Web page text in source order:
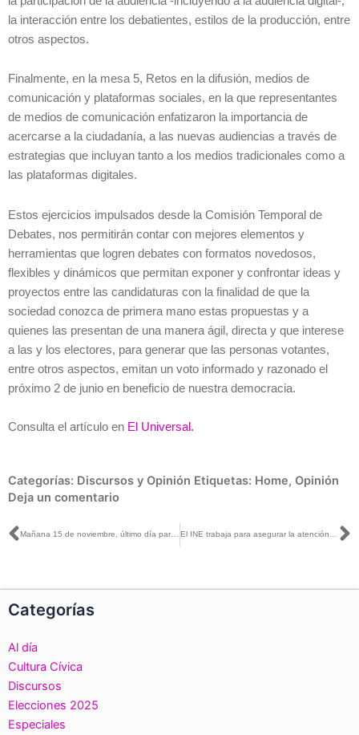
la interacción entre los debatientes, estilos de la producción, entre
otros aspectos.
Finalmente, en la mesa 5, Retos en la difusión, medios de
comunicación y plataformas sociales, en la que representantes
de medios de comunicación enfatizaron la importancia de
acercarse a la ciudadanía, a las nuevas audiencias a través de
estrategias que incluyan tanto a los medios tradicionales como a
las plataformas digitales.
Estos ejercicios impulsados desde la Comisión Temporal de
Debates, nos permitirán contar con mejores elementos y
herramientas que logren debates con formatos novedosos,
flexibles y dinámicos que permitan exponer y confrontar ideas y
proyectos entre las candidaturas con la finalidad de que la
sociedad conozca de primera mano estas propuestas y a
quienes las presentan de una manera ágil, directa y que interese
a las y los electores, para generar que las personas votantes,
entre otros aspectos, emitan un voto informado y razonado el
próximo 2 de junio en beneficio de nuestra democracia.
Consulta el artículo en El Universal.
Categorías: Discursos y Opinión Etiquetas: Home, Opinión
Deja un comentario
Ant Mañana 15 de noviembre, último día para registrarse como aspirante a una consejería distrital del INE en Tlaxcala El INE trabaja para asegurar la atención de la ciudadanía de Guerrero
Categorías
Al día
Cultura Cívica
Discursos
Elecciones 2025
Especiales